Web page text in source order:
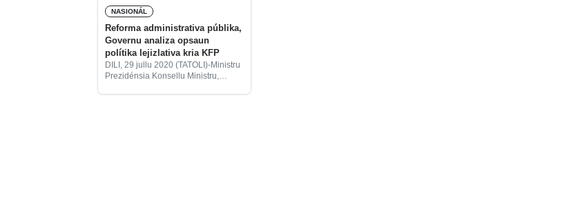
NASIONÁL
Reforma administrativa públika,
Governu analiza opsaun
polítika lejizlativa kria KFP
DILI, 29 jullu 2020 (TATOLI)-Ministru
Prezidénsia Konsellu Ministru,